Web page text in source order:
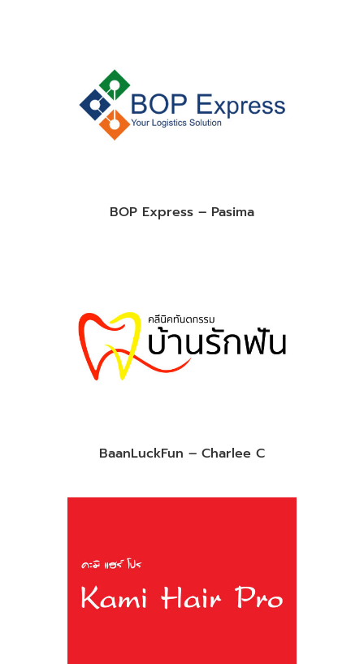
BOP Express – Pasima
BaanLuckFun – Charlee C